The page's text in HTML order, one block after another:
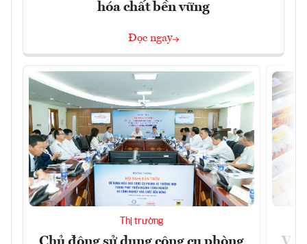
hóa chất bền vững
Đọc ngay
Thị trường